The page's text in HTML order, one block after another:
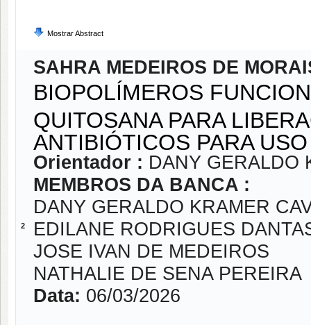
Mostrar Abstract
2
SAHRA MEDEIROS DE
BIOPOLÍMEROS
QUITOSANA PARA
ANTIBIÓTICOS PARA
Orientador : DANY GERALDO
MEMBROS DA BANCA :
DANY GERALDO KRAMER
EDILANE RODRIGUES
JOSE IVAN DE MEDEIROS
NATHALIE DE SENA PEREIRA
Data: 06/03/2026